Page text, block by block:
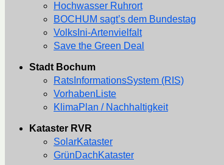
Hochwasser Ruhrort
BOCHUM sagt’s dem Bundestag
VolksIni-Artenvielfalt
Save the Green Deal
Stadt Bochum
RatsInformationsSystem (RIS)
VorhabenListe
KlimaPlan / Nachhaltigkeit
Kataster RVR
SolarKataster
GrünDachKataster